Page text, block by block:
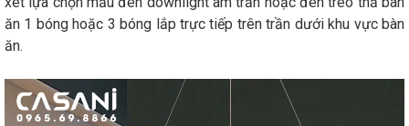
ăn 1 bóng hoặc 3 bóng lắp trực tiếp trên trần dưới khu vực bàn
ăn.